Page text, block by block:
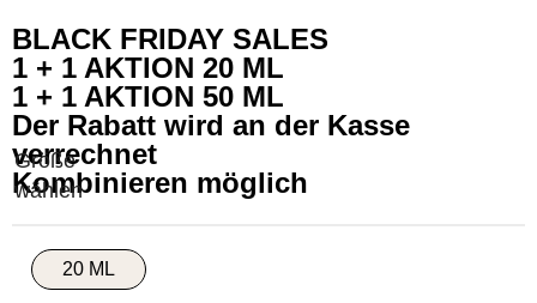
BLACK FRIDAY SALES
1 + 1 AKTION 20 ML
1 + 1 AKTION 50 ML
Der Rabatt wird an der Kasse
verrechnet
Kombinieren möglich
20 ML